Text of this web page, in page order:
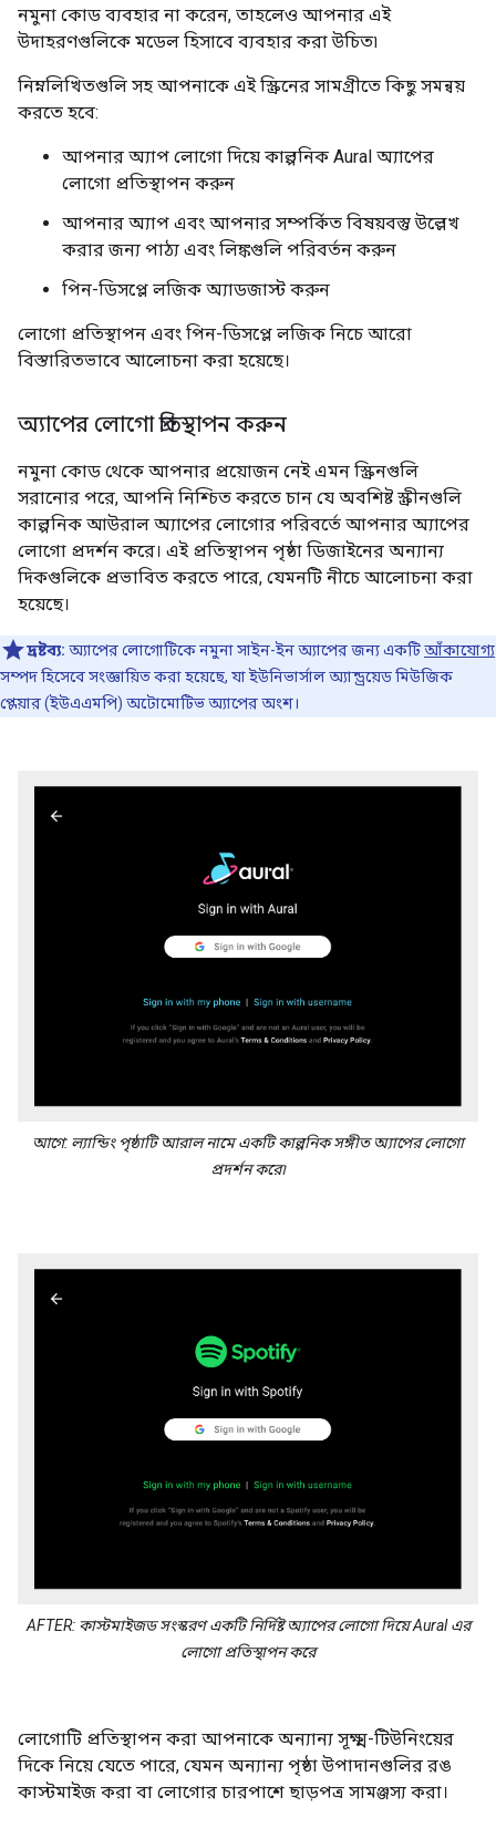
নমুনা কোড ব্যবহার না করেন, তাহলেও আপনার এই
উদাহরণগুলিকে মডেল হিসাবে ব্যবহার করা উচিত৷
নিম্নলিখিতগুলি সহ আপনাকে এই স্ক্রিনের সামগ্রীতে কিছু সমন্বয়
করতে হবে:
আপনার অ্যাপ লোগো দিয়ে কাল্পনিক Aural অ্যাপের
লোগো প্রতিস্থাপন করুন
আপনার অ্যাপ এবং আপনার সম্পর্কিত বিষয়বস্তু উল্লেখ
করার জন্য পাঠ্য এবং লিঙ্কগুলি পরিবর্তন করুন
পিন-ডিসপ্লে লজিক অ্যাডজাস্ট করুন
লোগো প্রতিস্থাপন এবং পিন-ডিসপ্লে লজিক নিচে আরো
বিস্তারিতভাবে আলোচনা করা হয়েছে।
অ্যাপের লোগো প্রতিস্থাপন করুন
নমুনা কোড থেকে আপনার প্রয়োজন নেই এমন স্ক্রিনগুলি
সরানোর পরে, আপনি নিশ্চিত করতে চান যে অবশিষ্ট স্ক্রীনগুলি
কাল্পনিক আউরাল অ্যাপের লোগোর পরিবর্তে আপনার অ্যাপের
লোগো প্রদর্শন করে। এই প্রতিস্থাপন পৃষ্ঠা ডিজাইনের অন্যান্য
দিকগুলিকে প্রভাবিত করতে পারে, যেমনটি নীচে আলোচনা করা
হয়েছে।
দ্রষ্টব্য: অ্যাপের লোগোটিকে নমুনা সাইন-ইন অ্যাপের জন্য একটিআঁকাযোগ্য
সম্পদ হিসেবে সংজ্ঞায়িত করা হয়েছে, যা ইউনিভার্সাল অ্যান্ড্রয়েড মিউজিক
প্লেয়ার (ইউএএমপি) অটোমোটিভ অ্যাপের অংশ।
আগে: ল্যান্ডিং পৃষ্ঠাটি আরাল নামে একটি কাল্পনিক সঙ্গীত অ্যাপের লোগো
প্রদর্শন করে৷
AFTER: কাস্টমাইজড সংস্করণ একটি নির্দিষ্ট অ্যাপের লোগো দিয়ে Aural এর
লোগো প্রতিস্থাপন করে
লোগোটি প্রতিস্থাপন করা আপনাকে অন্যান্য সূক্ষ্ম-টিউনিংয়ের
দিকে নিয়ে যেতে পারে, যেমন অন্যান্য পৃষ্ঠা উপাদানগুলির রঙ
কাস্টমাইজ করা বা লোগোর চারপাশে ছাড়পত্র সামঞ্জস্য করা।